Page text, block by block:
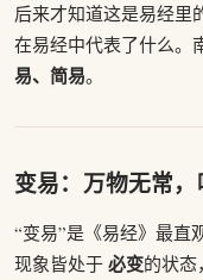
后来才知道这是易经里
在易经中代表了什么。
易、简易。
变易：万物无常
“变易”是《易经》最直
现象皆处于 必变的状态